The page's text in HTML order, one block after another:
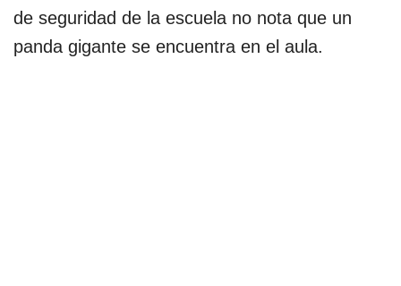
de seguridad de la escuela no nota que un
panda gigante se encuentra en el aula.